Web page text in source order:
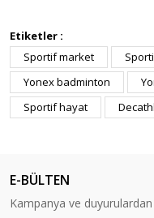
Etiketler :
Sportif market
Yonex badminton
Sportif hayat
E-BÜLTEN
Kampanya ve